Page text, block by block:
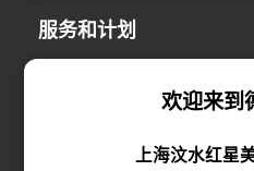
服务和计划
欢迎来到
上海汶水红星